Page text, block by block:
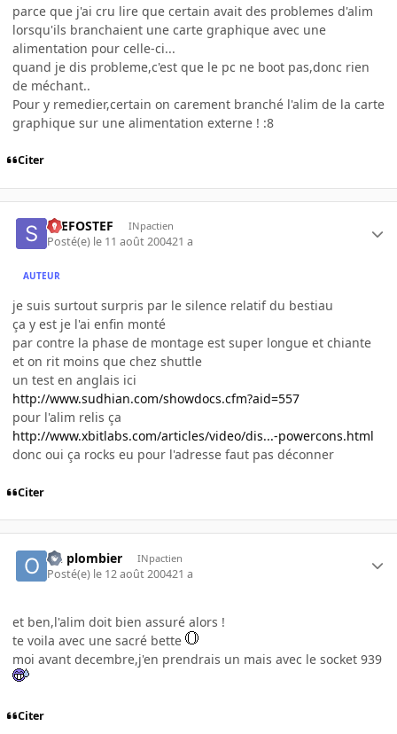
parce que j'ai cru lire que certain avait des problemes d'alim
lorsqu'ils branchaient une carte graphique avec une
alimentation pour celle-ci...
quand je dis probleme,c'est que le pc ne boot pas,donc rien
de méchant..
Pour y remedier,certain on carement branché l'alim de la carte
graphique sur une alimentation externe ! :8
Citer
STEFOSTEF INpactien
Posté(e) le 11 août 200421 a
AUTEUR
je suis surtout surpris par le silence relatif du bestiau
ça y est je l'ai enfin monté
par contre la phase de montage est super longue et chiante
et on rit moins que chez shuttle
un test en anglais ici
http://www.sudhian.com/showdocs.cfm?aid=557
pour l'alim relis ça
http://www.xbitlabs.com/articles/video/dis...-powercons.html
donc oui ça rocks eu pour l'adresse faut pas déconner
Citer
oh plombier INpactien
Posté(e) le 12 août 200421 a
et ben,l'alim doit bien assuré alors !
te voila avec une sacré bette
moi avant decembre,j'en prendrais un mais avec le socket 939
Citer